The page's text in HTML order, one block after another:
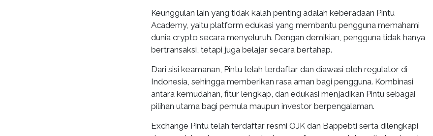
Keunggulan lain yang tidak kalah penting adalah keberadaan Pintu
Academy, yaitu platform edukasi yang membantu pengguna memahami
dunia crypto secara menyeluruh. Dengan demikian, pengguna tidak hanya
bertransaksi, tetapi juga belajar secara bertahap.
Dari sisi keamanan, Pintu telah terdaftar dan diawasi oleh regulator di
Indonesia, sehingga memberikan rasa aman bagi pengguna. Kombinasi
antara kemudahan, fitur lengkap, dan edukasi menjadikan Pintu sebagai
pilihan utama bagi pemula maupun investor berpengalaman.
Exchange Pintu telah terdaftar resmi OJK dan Bappebti serta dilengkapi